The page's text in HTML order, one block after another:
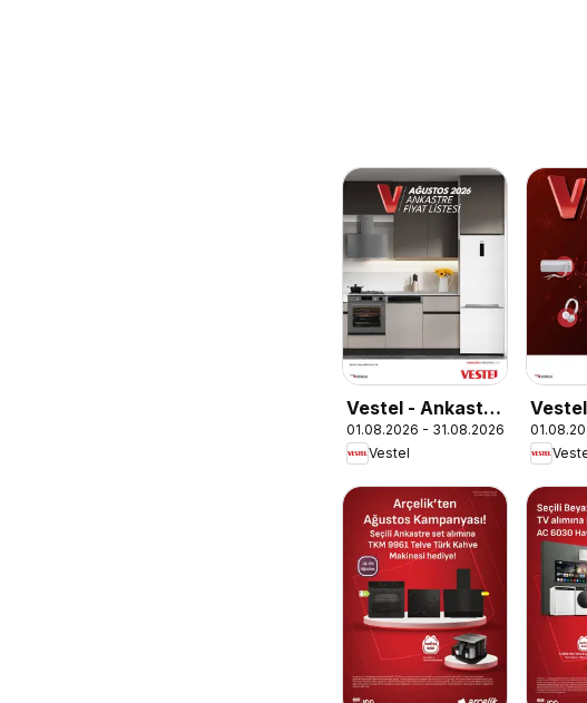
Vestel - Ankastre
Ürünler
01.08.2026 - 31.08.2026
Vestel
Akıllı